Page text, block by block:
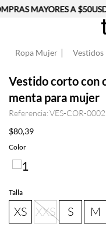
MAYORES A
Ropa Mujer Vestidos
Vestido corto con
menta para mujer
Referencia:VES-COR-
$80,39
Color
Talla
XS S M
XXS